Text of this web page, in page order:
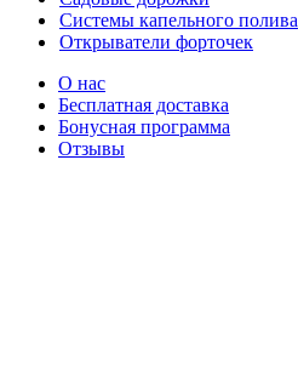
Системы капельного полива
Открыватели форточек
О нас
Бесплатная доставка
Бонусная программа
Отзывы